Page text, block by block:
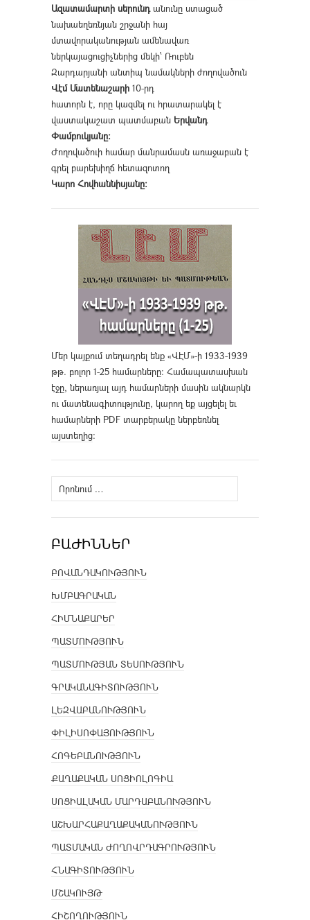
Ազատամարտի սերունդանունը ստացած
նախաեղեռնյան շրջանի հայ
մտավորականության ամենավառ
ներկայացուցիչներից մեկի՝ Ռուբեն
Զարդարյանի անտիպ նամակների ժողովածուն
Վէմ Մատենաշարի 10-րդ
հատորն է, որը կազմել ու հրատարակել է
վաստակաշատ պատմաբան Երվանդ
Փամբուկյանը։
Ժողովածուի համար մանրամասն առաջաբան է
գրել բարեխիղճ հետազոտող
Կարո Հովհաննիսյանը։
Մեր կայքում տեղադրել ենք «ՎԷՄ»-ի 1933-1939
թթ. բոլոր 1-25 համարները։ Համապատասխան
էջը, ներառյալ այդ համարների մասին ակնարկն
ու մատենագիտությունը, կարող եք այցելել եւ
համարների PDF տարբերակը ներբեռնել
այստեղից։
Որոնել՝
ԲԱԺԻՆՆԵՐ
ԲՈՎԱՆԴԱԿՈՒԹՅՈՒՆ
ԽՄԲԱԳՐԱԿԱՆ
ՀԻՄՆԱՔԱՐԵՐ
ՊԱՏՄՈՒԹՅՈՒՆ
ՊԱՏՄՈՒԹՅԱՆ ՏԵՍՈՒԹՅՈՒՆ
ԳՐԱԿԱՆԱԳԻՏՈՒԹՅՈՒՆ
ԼԵԶՎԱԲԱՆՈՒԹՅՈՒՆ
ՓԻԼԻՍՈՓԱՅՈՒԹՅՈՒՆ
ՀՈԳԵԲԱՆՈՒԹՅՈՒՆ
ՔԱՂԱՔԱԿԱՆ ՍՈՑԻՈԼՈԳԻԱ
ՍՈՑԻԱԼԱԿԱՆ ՄԱՐԴԱԲԱՆՈՒԹՅՈՒՆ
ԱՇԽԱՐՀԱՔԱՂԱՔԱԿԱՆՈՒԹՅՈՒՆ
ՊԱՏՄԱԿԱՆ ԺՈՂՈՎՐԴԱԳՐՈՒԹՅՈՒՆ
ՀՆԱԳԻՏՈՒԹՅՈՒՆ
ՄՇԱԿՈՒՅԹ
ՀԻՇՈՂՈՒԹՅՈՒՆ